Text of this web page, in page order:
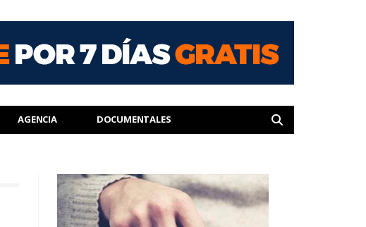
AGENCIA DOCUMENTALES